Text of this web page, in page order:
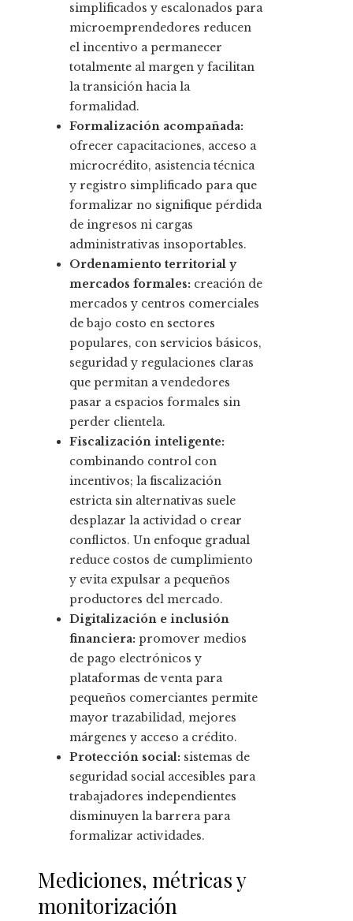
simplificados y escalonados para
microemprendedores reducen
el incentivo a permanecer
totalmente al margen y facilitan
la transición hacia la
formalidad.
Formalización acompañada:
ofrecer capacitaciones, acceso a
microcrédito, asistencia técnica
y registro simplificado para que
formalizar no signifique pérdida
de ingresos ni cargas
administrativas insoportables.
Ordenamiento territorial y
mercados formales: creación de
mercados y centros comerciales
de bajo costo en sectores
populares, con servicios básicos,
seguridad y regulaciones claras
que permitan a vendedores
pasar a espacios formales sin
perder clientela.
Fiscalización inteligente:
combinando control con
incentivos; la fiscalización
estricta sin alternativas suele
desplazar la actividad o crear
conflictos. Un enfoque gradual
reduce costos de cumplimiento
y evita expulsar a pequeños
productores del mercado.
Digitalización e inclusión
financiera: promover medios
de pago electrónicos y
plataformas de venta para
pequeños comerciantes permite
mayor trazabilidad, mejores
márgenes y acceso a crédito.
Protección social: sistemas de
seguridad social accesibles para
trabajadores independientes
disminuyen la barrera para
formalizar actividades.
Mediciones, métricas y
monitorización